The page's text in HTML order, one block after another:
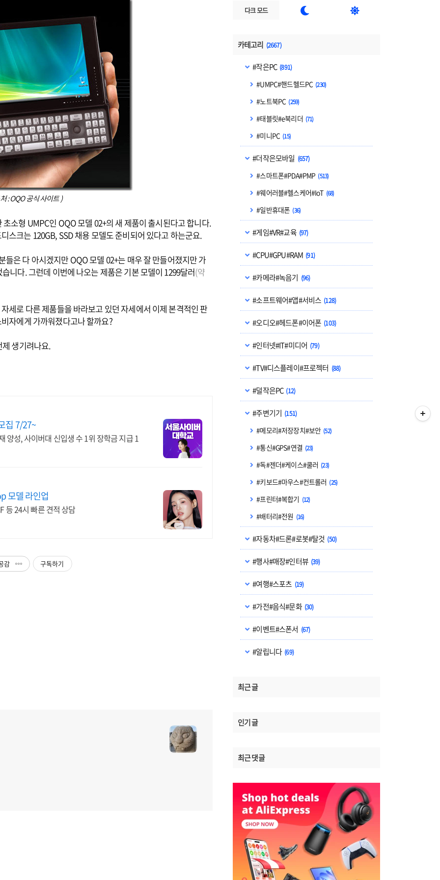
다크 모드  
카테고리 (2667)
#작은PC (891)
#UMPC#핸드헬드PC (230)
#노트북PC (259)
#태블릿#e북리더 (71)
#미니PC (15)
#더작은모바일 (657)
#스마트폰#PDA#PMP (513)
#웨어러블#헬스케어#IoT (68)
#일반휴대폰 (36)
#게임#VR#교육 (97)
#CPU#GPU#RAM (91)
#카메라#녹음기 (96)
#소프트웨어#앱#서비스 (128)
#오디오#헤드폰#이어폰 (103)
#인터넷#IT#미디어 (79)
#TV#디스플레이#프로젝터 (88)
#덜작은PC (12)
#주변기기 (151)
#메모리#저장장치#보안 (52)
#통신#GPS#연결 (23)
#독#젠더#케이스#쿨러 (23)
#키보드#마우스#컨트롤러 (25)
#프린터#복합기 (12)
#배터리#전원 (16)
#자동차#드론#로봇#탈것 (50)
#행사#매장#인터뷰 (39)
#여행#스포츠 (19)
#가전#음식#문화 (30)
#이벤트#스폰서 (67)
#알립니다 (69)
최근 글
인기 글
최근 댓글
: OQO 공식 사이트 )
소형 UMPC인 OQO 모델 02+의 새 제품이 출시된다고 합니다.
스크는 120GB, SSD 채용 모델도 준비되어 있다고 하는군요.
은 다 아시겠지만 OQO 모델 02+는 매우 잘 만들어졌지만 가
니다. 그런데 이번에 나오는 제품은 기본 모델이 1299달러(약
세로 다른 제품들을 바라보고 있던 자세에서 이제 본격적인 판
자에게 가까워졌다고나 할까요?
생기려나요.
집 7/27~
양성, 사이버대 신입생 수 1위 장학금 지급 1
모델 라인업
등 24시 빠른 견적 상담
감 구독하기